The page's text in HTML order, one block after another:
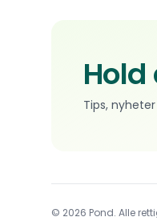
Tips,
© 2026 Pond. Alle